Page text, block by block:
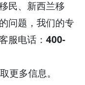
民、新西兰移
问题，我们的专
服电话： 400-
更多信息。